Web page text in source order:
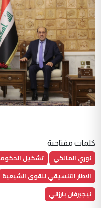
كلمات مفتاحية
نوري المالكي تشكيل
الاطار التنسيقي للقوى الشيعية
نيجيرفان بارزاني